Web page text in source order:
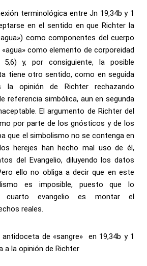
terminológica entre Jn 19,34b y 1
en el sentido en que Richter la
como componentes del cuerpo
como elemento de corporeidad
y, por consiguiente, la posible
tiene otro sentido, como en seguida
la opinión de Richter rechazando
referencia simbólica, aun en segunda
El argumento de Richter del
por parte de los gnósticos y de los
que el simbolismo no se contenga en
herejes han hecho mal uso de él,
del Evangelio, diluyendo los datos
ello no obliga a decir que en este
es imposible, puesto que lo
cuarto evangelio es montar el
reales.
de «sangre» en 19,34b y 1
a la opinión de Richter